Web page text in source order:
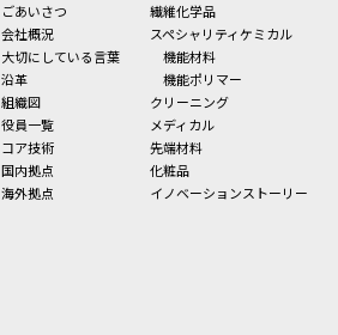
ごあいさつ
会社概況
大切にしている言葉
沿革
組織図
役員一覧
コア技術
国内拠点
海外拠点
繊維化学品
スペシャリティケミカル
機能材料
機能ポリマー
クリーニング
メディカル
先端材料
化粧品
イノベーションストーリー